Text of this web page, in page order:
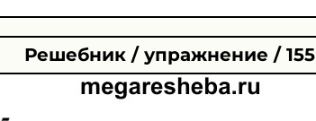
Решебник / упражнение / 155